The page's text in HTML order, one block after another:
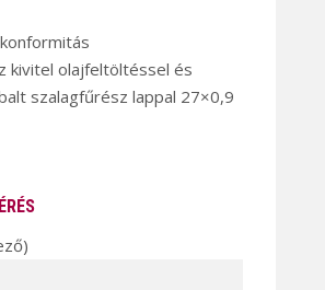
kivitel olajfeltöltéssel és
szalagfűrész lappal 27×0,9